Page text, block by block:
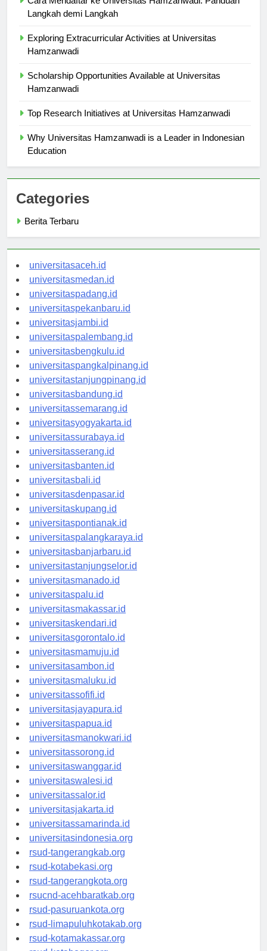
Cara Mendaftar ke Universitas Hamzanwadi: Panduan
Exploring Extracurricular Activities at Universitas
Scholarship Opportunities Available at Universitas
Why Universitas Hamzanwadi is a Leader in Indonesian
Categories
universitasaceh.id
universitasmedan.id
universitaspadang.id
universitaspekanbaru.id
universitasjambi.id
universitaspalembang.id
universitasbengkulu.id
universitaspangkalpinang.id
universitastanjungpinang.id
universitasbandung.id
universitassemarang.id
universitasyogyakarta.id
universitassurabaya.id
universitasserang.id
universitasbanten.id
universitasbali.id
universitasdenpasar.id
universitaskupang.id
universitaspontianak.id
universitaspalangkaraya.id
universitasbanjarbaru.id
universitastanjungselor.id
universitasmanado.id
universitaspalu.id
universitasmakassar.id
universitaskendari.id
universitasgorontalo.id
universitasmamuju.id
universitasambon.id
universitasmaluku.id
universitassofifi.id
universitasjayapura.id
universitaspapua.id
universitasmanokwari.id
universitassorong.id
universitaswanggar.id
universitaswalesi.id
universitassalor.id
universitasjakarta.id
universitassamarinda.id
universitasindonesia.org
rsud-tangerangkab.org
rsud-kotabekasi.org
rsud-tangerangkota.org
rsucnd-acehbaratkab.org
rsud-pasuruankota.org
rsud-limapuluhkotakab.org
rsud-kotamakassar.org